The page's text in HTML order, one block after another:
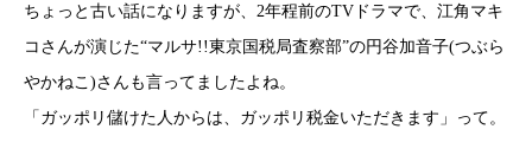
ちょっと古い話になりますが、2年程前のTVドラマで、江角マキ
コさんが演じた“マルサ!!東京国税局査察部”の円谷加音子(つぶら
やかねこ)さんも言ってましたよね。
「ガッポリ儲けた人からは、ガッポリ税金いただきます」って。